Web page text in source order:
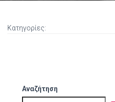
Κατηγορίες:
Αναζήτηση